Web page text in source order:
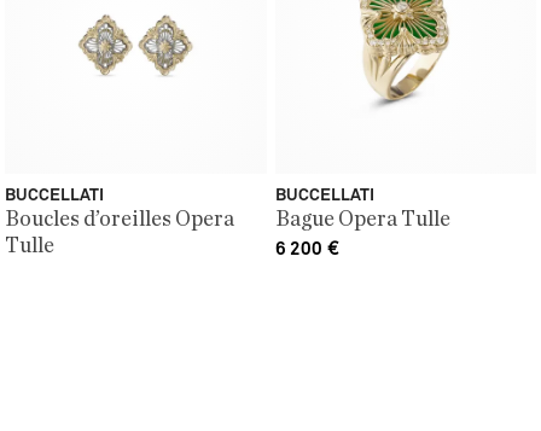
Boucles d’oreilles Opera
Tulle
BUCCELLATI
Bague Opera Tulle
BUCCELLATI
6 200 €